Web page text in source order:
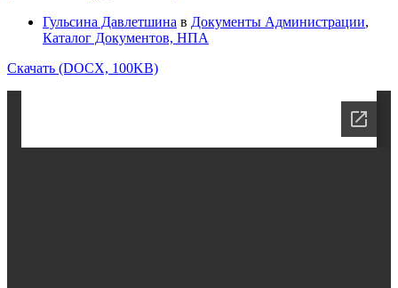
Гульсина Давлетшина в Документы Администрации,
Каталог Документов, НПА
Скачать (DOCX, 100KB)